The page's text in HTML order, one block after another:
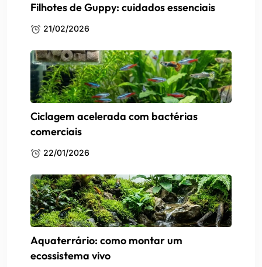
Filhotes de Guppy: cuidados essenciais
21/02/2026
Ciclagem acelerada com bactérias
comerciais
22/01/2026
Aquaterrário: como montar um
ecossistema vivo